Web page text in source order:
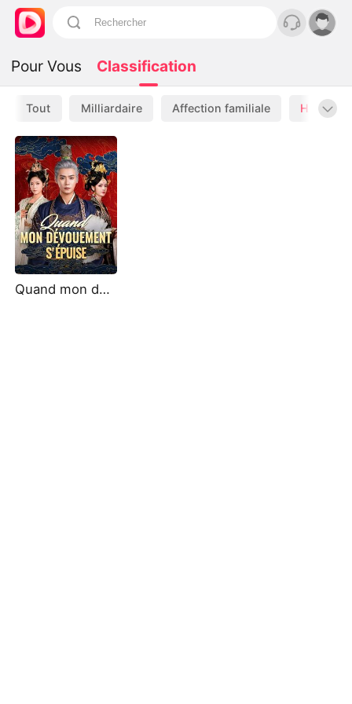
Pour Vous Classification
Tout Milliardaire Affection familiale
Quand mon dévouement s'épuise